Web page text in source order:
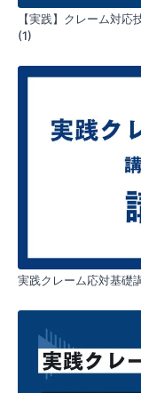
ております。
【実践】クレーム対
(1)
実践クレーム応対基礎